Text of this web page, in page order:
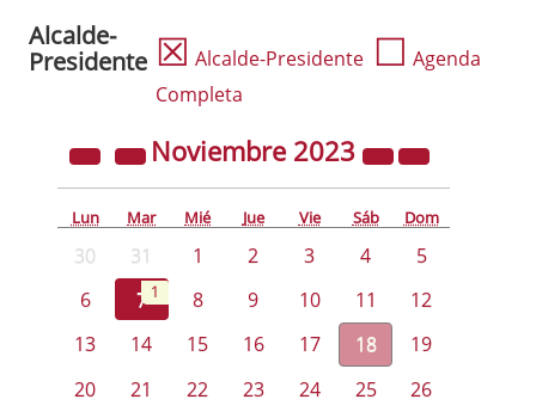
Alcalde-
Presidente ☒ Alcalde-Presidente ☐ Agenda
Completa
Noviembre 2023
Lun Mar Mié Jue Vie Sáb Dom
30 31 1 2 3 4
5
6
7 1 8 9 10 11
12
13
14 15 16 17 18
19
20
21 22 23 24 25
26